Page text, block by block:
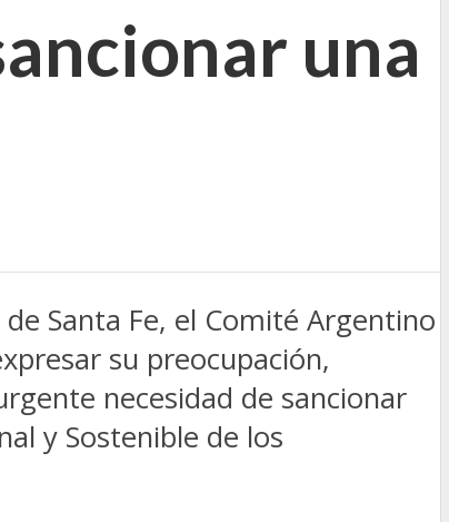
una
Santa Fe, el Comité Argentino
su preocupación,
necesidad de sancionar
y Sostenible de los